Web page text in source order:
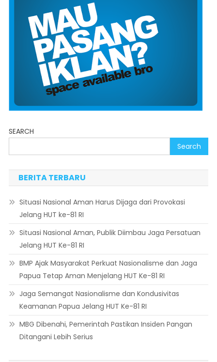
SEARCH
Search
BERITA TERBARU
Situasi Nasional Aman Harus Dijaga dari Provokasi
Jelang HUT ke-81 RI
Situasi Nasional Aman, Publik Diimbau Jaga Persatuan
Jelang HUT Ke-81 RI
BMP Ajak Masyarakat Perkuat Nasionalisme dan Jaga
Papua Tetap Aman Menjelang HUT Ke-81 RI
Jaga Semangat Nasionalisme dan Kondusivitas
Keamanan Papua Jelang HUT Ke-81 RI
MBG Dibenahi, Pemerintah Pastikan Insiden Pangan
Ditangani Lebih Serius